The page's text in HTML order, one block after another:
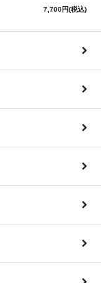
7,700円(税込)